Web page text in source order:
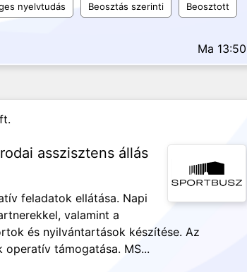
nyelvtudás Beosztás szerinti Beosztott
Ma 13:50
asszisztens állás
feladatok ellátása. Napi
valamint a
és nyilvántartások készítése. Az
támogatása. MS...